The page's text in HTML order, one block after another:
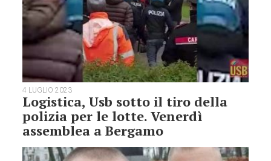
4 LUGLIO 2023
Logistica, Usb sotto il tiro della
polizia per le lotte. Venerdì
assemblea a Bergamo